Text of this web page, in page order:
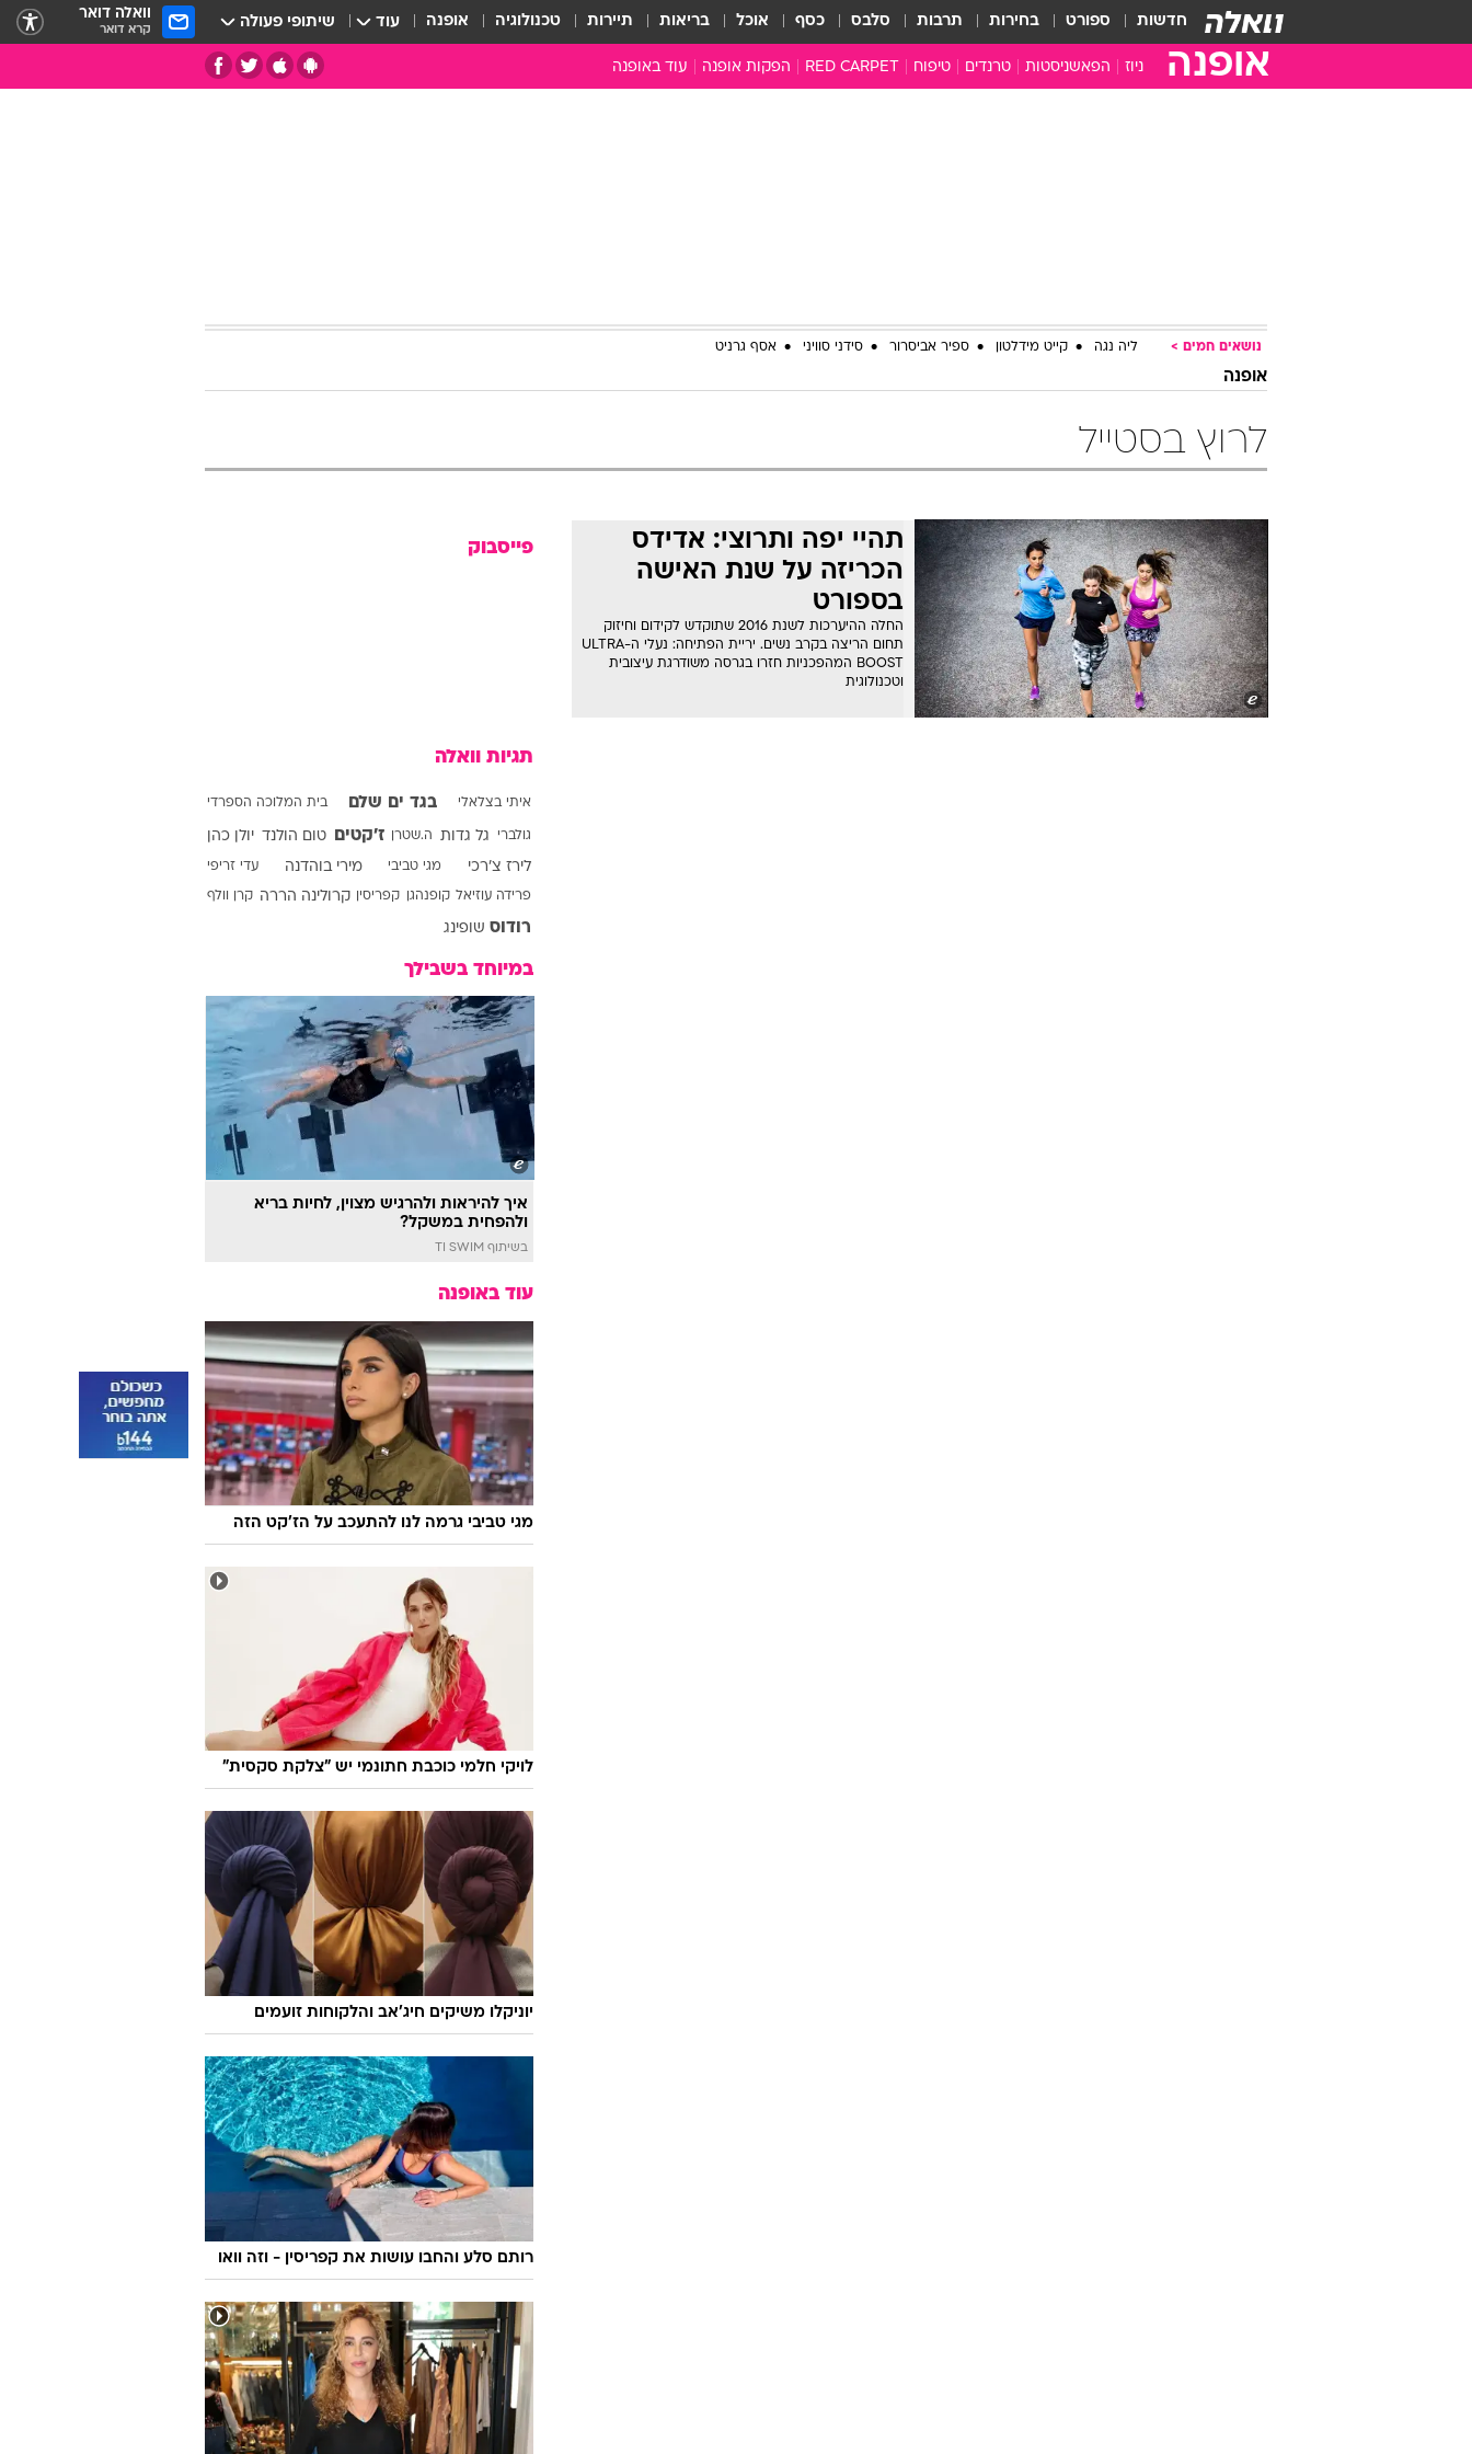
חדשות ספורט בחירות תרבות סלבס כסף אוכל בריאות תיירות טכנולוגיה אופנה עוד שיתופי פעולה וואלה דואר
קרא דואר
אופנה ניוז הפאשניסטות טרנדים טיפוח RED CARPET הפקות אופנה עוד באופנה
משכורת 13
סבתא שיק
נושאים חמים ליה נגה קייט מידלטון ספיר אביסרור סידני סוויני אסף גרניט
אופנה
לרוץ בסטייל
תהיי יפה ותרוצי: אדידס
הכריזה על שנת האישה
בספורט
החלה ההיערכות לשנת 2016 שתוקדש לקידום וחיזוק
תחום הריצה בקרב נשים. יריית הפתיחה: נעלי ה-ULTRA
BOOST המהפכניות חזרו בגרסה משודרגת עיצובית
וטכנולוגית
פייסבוק
תגיות וואלה
איתי בצלאלי בגד ים שלם בית המלוכה הספרדי
גולברי גל גדות ה.שטרן ז'קטים טום הולנד יולן כהן
לירז צ'רכי מגי טביבי מירי בוהדנה עדי זריפי
פרידה עוזיאל קופנהגן קפריסין קרולינה הררה קרן וולף
רודוס שופינג
במיוחד בשבילך
איך להיראות ולהרגיש מצוין, לחיות בריא
ולהפחית במשקל?
בשיתוף TI SWIM
עוד באופנה
מגי טביבי גרמה לנו להתעכב על הז'קט הזה
לויקי חלמי כוכבת חתונמי יש "צלקת סקסית"
יוניקלו משיקים חיג'אב והלקוחות זועמים
רותם סלע והחבו עושות את קפריסין - וזה וואו